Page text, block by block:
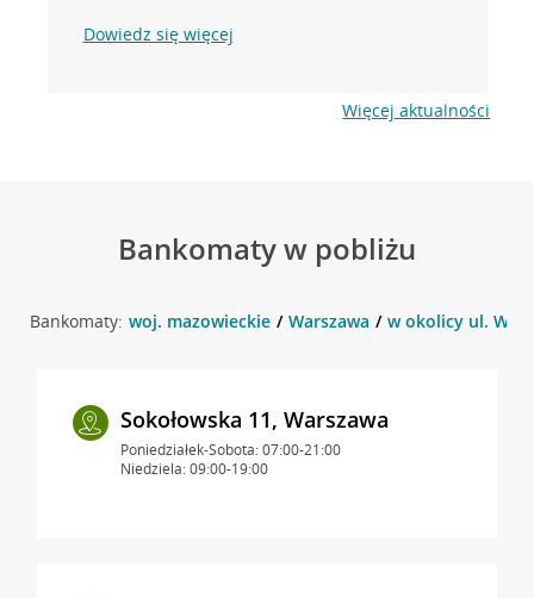
Dowiedz się więcej
Więcej aktualności
Bankomaty w pobliżu
Bankomaty: woj. mazowieckie Warszawa w okolicy ul.
Sokołowska 11, Warszawa
Poniedziałek-Sobota: 07:00-21:00
Niedziela: 09:00-19:00